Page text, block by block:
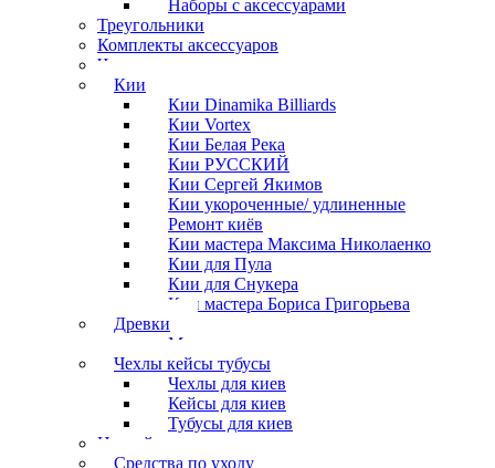
Наборы с аксессуарами
Треугольники
Комплекты аксессуаров
Часы
Кии
Кии Dinamika Billiards
Кии Vortex
Кии Белая Река
Кии РУССКИЙ
Кии Сергей Якимов
Кии укороченные/ удлиненные
Ремонт киёв
Кии мастера Максима Николаенко
Кии для Пула
Кии для Снукера
Кии мастера Бориса Григорьева
Древки
Мосты для киев
Чехлы кейсы тубусы
Чехлы для киев
Кейсы для киев
Тубусы для киев
Наклейки
Средства по уходу